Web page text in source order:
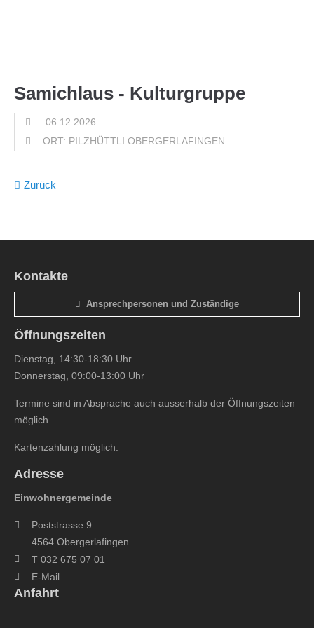
Samichlaus - Kulturgruppe
06.12.2026
ORT: PILZHÜTTLI OBERGERLAFINGEN
Zurück
Kontakte
Ansprechpersonen und Zuständige
Öffnungszeiten
Dienstag, 14:30-18:30 Uhr
Donnerstag, 09:00-13:00 Uhr
Termine sind in Absprache auch ausserhalb der Öffnungszeiten
möglich.
Kartenzahlung möglich.
Adresse
Einwohnergemeinde
Poststrasse 9
4564 Obergerlafingen
T 032 675 07 01
E-Mail
Anfahrt